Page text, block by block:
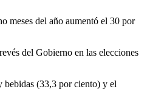
meses del año aumentó el 30 por
del Gobierno en las elecciones
bebidas (33,3 por ciento) y el